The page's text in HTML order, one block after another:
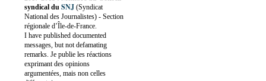
syndical du SNJ (Syndicat
National des Journalistes) - Section
régionale d’Île-de-France.
I have published documented
messages, but not defamating
remarks. Je publie les réactions
exprimant des opinions
argumentées, mais non celles